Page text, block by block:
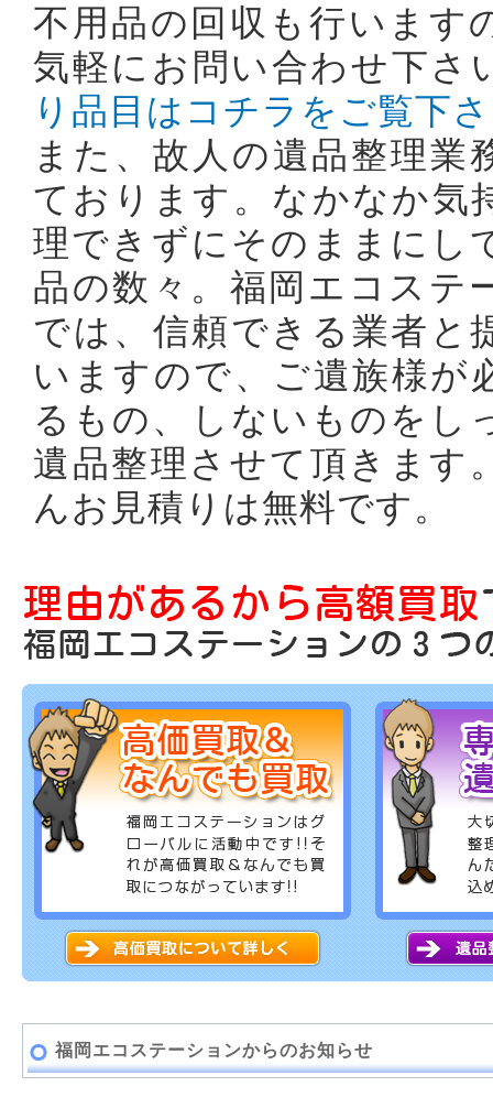
不用品の回収も行います
気軽にお問い合わせ下さ
り品目はコチラをご覧下
また、故人の遺品整理業
ております。なかなか気
理できずにそのままにし
品の数々。福岡エコステ
では、信頼できる業者と
いますので、ご遺族様が
るもの、しないものをし
遺品整理させて頂きます
んお見積りは無料です。
福岡エコステーションからのお知らせ